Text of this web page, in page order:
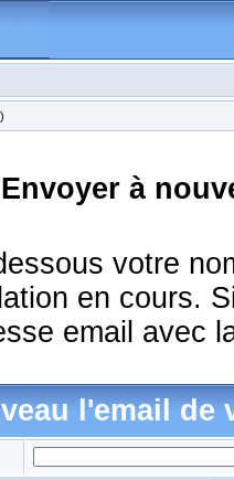
à
votre
en cours.
email avec
l'email de